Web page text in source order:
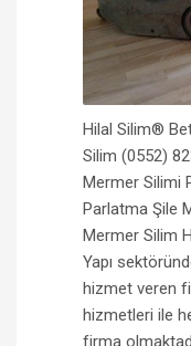
Hilal Silim®
Silim (0552)
Mermer Silimi
Parlatma Şile
Mermer Silim
Yapı
hizmet veren
hizmetleri ile